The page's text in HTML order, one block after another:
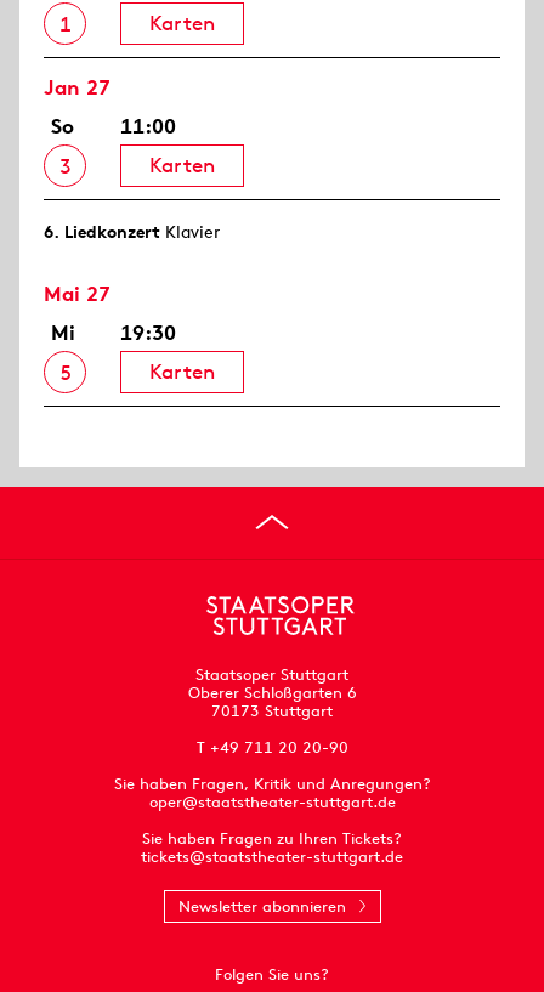
1
Karten
Jan 27
So
3
11:00
Karten
6. Lied­konzert Klavier
Mai 27
Mi
5
19:30
Karten
Staatsoper Stuttgart
Oberer Schloßgarten 6
70173 Stuttgart
T +49 711 20 20-90
Sie haben Fragen, Kritik und Anregungen?
oper@staatstheater-stuttgart.de
Sie haben Fragen zu Ihren Tickets?
tickets@staatstheater-stuttgart.de
Newsletter abonnieren
Folgen Sie uns?